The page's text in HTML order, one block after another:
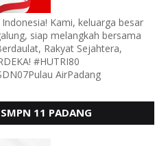
Kami, keluarga besar
siap melangkah bersama
Rakyat Sejahtera,
#HUTRI80
AirPadang
11 PADANG